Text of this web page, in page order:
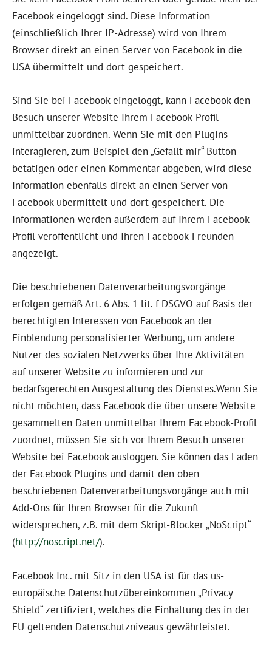
Facebook eingeloggt sind. Diese Information
(einschließlich Ihrer IP-Adresse) wird von Ihrem
Browser direkt an einen Server von Facebook in die
USA übermittelt und dort gespeichert.
Sind Sie bei Facebook eingeloggt, kann Facebook den
Besuch unserer Website Ihrem Facebook-Profil
unmittelbar zuordnen. Wenn Sie mit den Plugins
interagieren, zum Beispiel den „Gefällt mir“-Button
betätigen oder einen Kommentar abgeben, wird diese
Information ebenfalls direkt an einen Server von
Facebook übermittelt und dort gespeichert. Die
Informationen werden außerdem auf Ihrem Facebook-
Profil veröffentlicht und Ihren Facebook-Freunden
angezeigt.
Die beschriebenen Datenverarbeitungsvorgänge
erfolgen gemäß Art. 6 Abs. 1 lit. f DSGVO auf Basis der
berechtigten Interessen von Facebook an der
Einblendung personalisierter Werbung, um andere
Nutzer des sozialen Netzwerks über Ihre Aktivitäten
auf unserer Website zu informieren und zur
bedarfsgerechten Ausgestaltung des Dienstes.Wenn Sie
nicht möchten, dass Facebook die über unsere Website
gesammelten Daten unmittelbar Ihrem Facebook-Profil
zuordnet, müssen Sie sich vor Ihrem Besuch unserer
Website bei Facebook ausloggen. Sie können das Laden
der Facebook Plugins und damit den oben
beschriebenen Datenverarbeitungsvorgänge auch mit
Add-Ons für Ihren Browser für die Zukunft
widersprechen, z.B. mit dem Skript-Blocker „NoScript“
(http://noscript.net/).
Facebook Inc. mit Sitz in den USA ist für das us-
europäische Datenschutzübereinkommen „Privacy
Shield“ zertifiziert, welches die Einhaltung des in der
EU geltenden Datenschutzniveaus gewährleistet.